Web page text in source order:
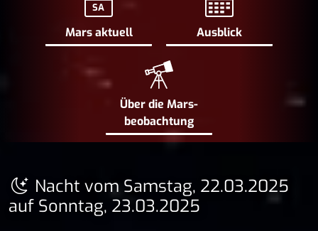
SA
Mars aktuell Ausblick
Über die Mars­
beobachtung
Nacht vom Samstag, 22.03.2025
auf Sonntag, 23.03.2025